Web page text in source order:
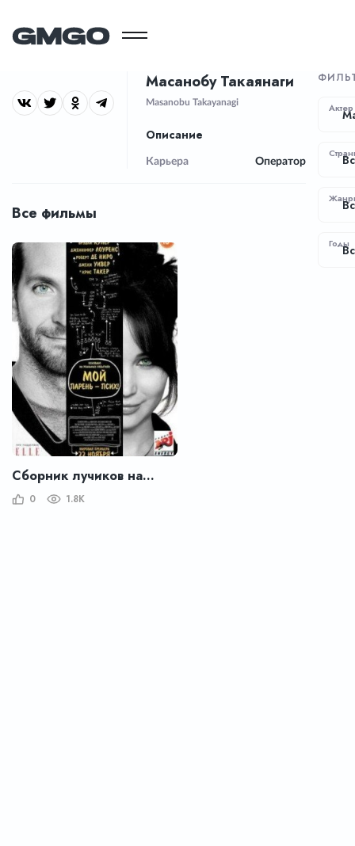
Масанобу Такаянаги
Masanobu Takayanagi
Описание
Карьера Оператор
Все фильмы
Сборник лучиков надежды / Мой парень – псих
0 1.8K
Актер
Годы